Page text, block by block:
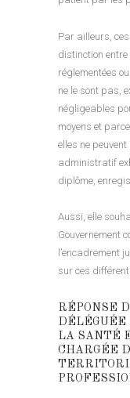
Par ailleurs,
distinction
réglementées
ne le sont pas,
négligeables
moyens et
elles ne
administratif
diplôme,
Aussi, elle
Gouvernement
l’encadrement
sur ces
RÉPONSE
DÉLÉGUÉE
LA SANTÉ
CHARGÉE